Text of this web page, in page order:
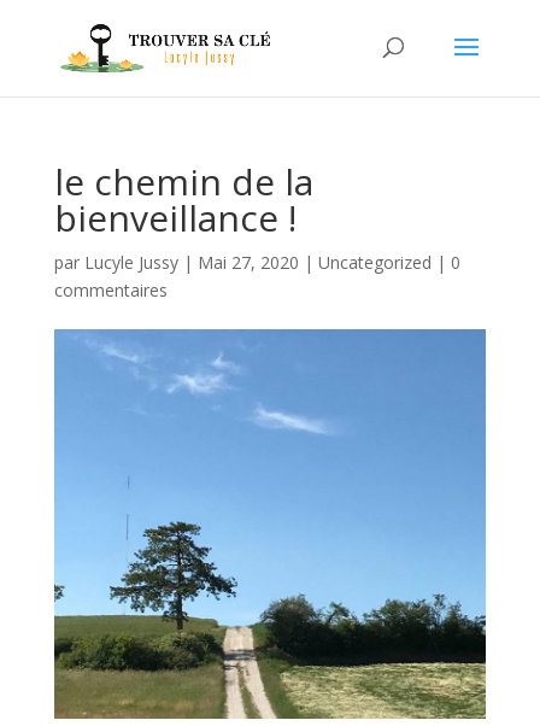
le chemin de la
bienveillance !
par Lucyle Jussy| Mai 27, 2020 | Uncategorized | 0
commentaires